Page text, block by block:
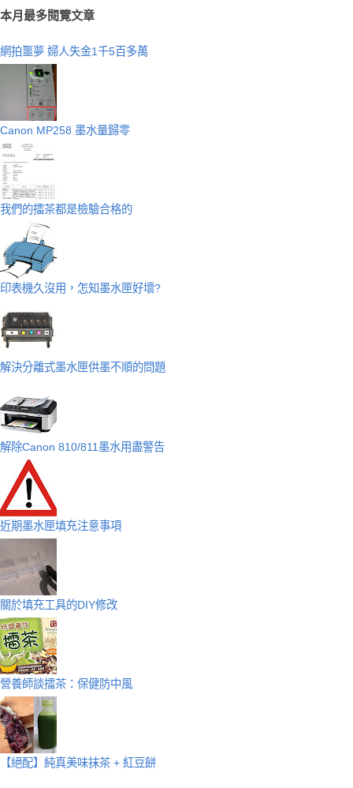
本月最多閱覽文章
網拍噩夢 婦人失金1千5百多萬
Canon MP258 墨水量歸零
我們的擂茶都是檢驗合格的
印表機久沒用，怎知墨水匣好壞?
解決分離式墨水匣供墨不順的問題
解除Canon 810/811墨水用盡警告
近期墨水匣填充注意事項
關於填充工具的DIY修改
營養師談擂茶：保健防中風
【絕配】純真美味抹茶 + 紅豆餅